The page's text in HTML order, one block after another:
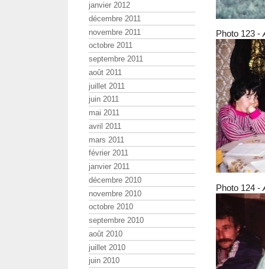
Photo 123 -
Photo 124 -
janvier 2012
décembre 2011
novembre 2011
octobre 2011
septembre 2011
août 2011
juillet 2011
juin 2011
mai 2011
avril 2011
mars 2011
février 2011
janvier 2011
décembre 2010
novembre 2010
octobre 2010
septembre 2010
août 2010
juillet 2010
juin 2010